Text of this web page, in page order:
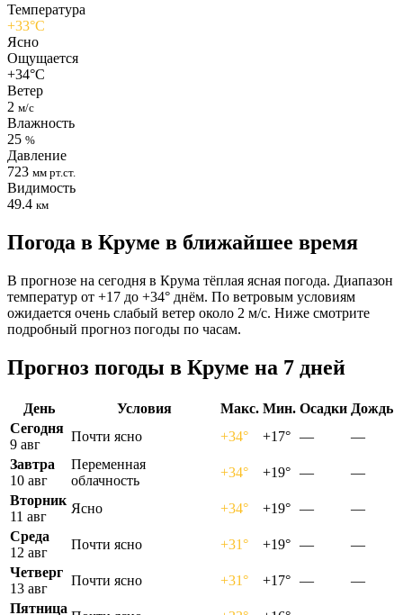
Температура
+33°C
Ясно
Ощущается
+34°C
Ветер
2 м/с
Влажность
25 %
Давление
723 мм рт.ст.
Видимость
49.4 км
Погода в Круме в ближайшее время
В прогнозе на сегодня в Крума тёплая ясная погода. Диапазон
температур от +17 до +34° днём. По ветровым условиям
ожидается очень слабый ветер около 2 м/с. Ниже смотрите
подробный прогноз погоды по часам.
Прогноз погоды в Круме на 7 дней
День Условия Макс. Мин. Осадки Дождь
Сегодня
9 авг
Почти ясно +34° +17° —
—
Завтра
10 авг
Переменная
облачность
+34° +19° —
—
Вторник
11 авг
Ясно +34° +19° —
—
Среда
12 авг
Почти ясно +31° +19° —
—
Четверг
13 авг
Почти ясно +31° +17° —
—
Пятница